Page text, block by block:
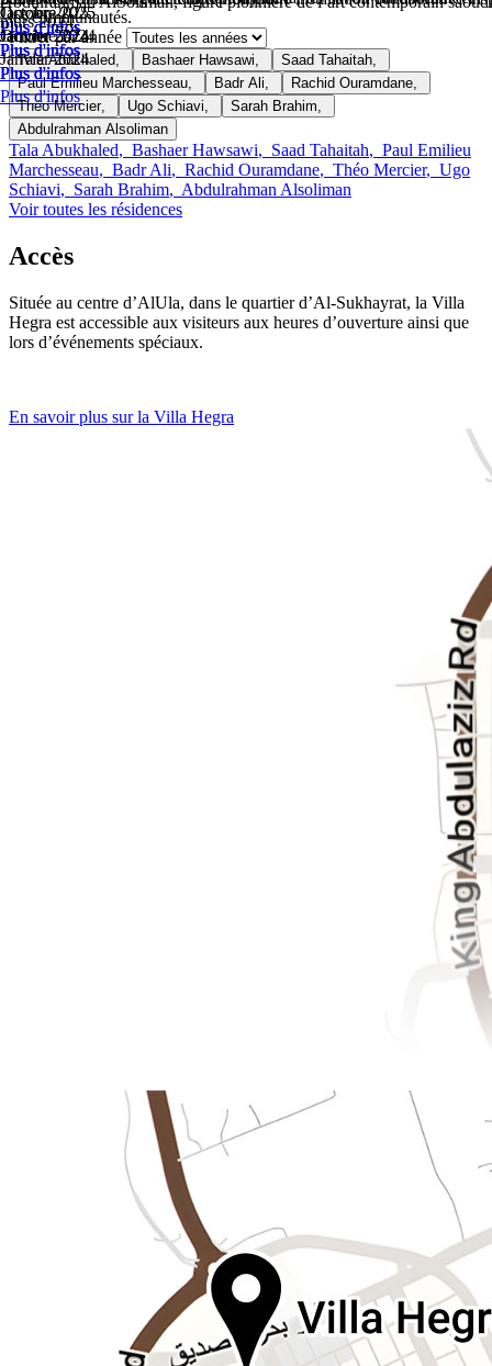
les communautés.
Filtrer par année
Tala Abukhaled Bashaer Hawsawi Saad Tahaitah
Paul Emilieu Marchesseau
Badr Ali Rachid Ouramdane
Théo Mercier, Ugo Schiavi Sarah Brahim
Abdulrahman Alsoliman
Tala Abukhaled, Bashaer Hawsawi, Saad Tahaitah, Paul Emilieu
Marchesseau, Badr Ali, Rachid Ouramdane, Théo Mercier, Ugo
Schiavi, Sarah Brahim, Abdulrahman Alsoliman
Plus d'infos
Plus d'infos
Plus d'infos
Octobre 2025
Plus d'infos
Octobre 2025
Plus d'infos
Janvier 2025
Plus d'infos
Octobre 2024
Plus d'infos
Janvier 2024
Plus d'infos
Janvier 2024
Plus d'infos
murs 2024.
Janvier 2024
Plus d'infos
Voir toutes les résidences
Accès
Située au centre d’AlUla, dans le quartier d’Al-Sukhayrat, la Villa
Hegra est accessible aux visiteurs aux heures d’ouverture ainsi que
lors d’événements spéciaux.
En savoir plus sur la Villa Hegra